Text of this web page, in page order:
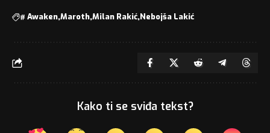
# Awaken Maroth Milan Rakić Nebojša Lakić
Kako ti se sviđa tekst?